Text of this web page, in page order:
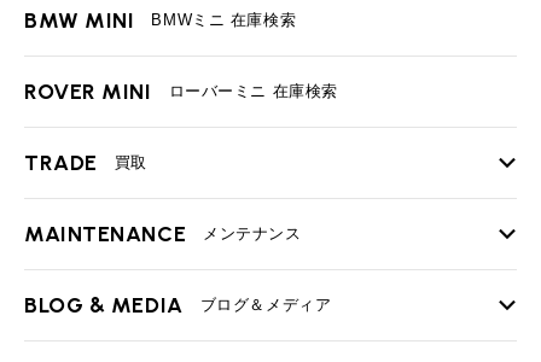
BMW MINI BMWミニ 在庫検索
ROVER MINI ローバーミニ 在庫検索
TRADE 買取
TOP
MAINTENANCE メンテナンス
TOP
BLOG & MEDIA ブログ＆メディア